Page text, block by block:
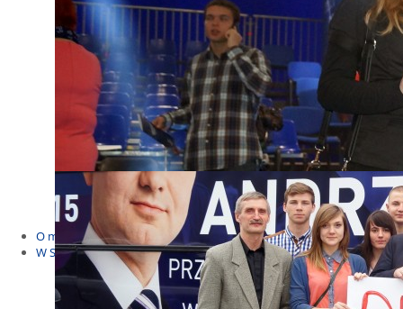
Sejmowe
Budżet Obywatelski 2021
Dla dzieci i młodzieży
Msze, marsze i wiece
KOLONIE 2022
Wybory samorządowe 2018
Dożynki 2014
EUROWYBORY 2019
Debaty i spotkania 2016
Debaty i spotkania 2019
wybory
Kolonie Stegna 2020
Spotkanie w Bronowie
WYJAZDY
O mnie
W Sejmie
Patroni Roku 2016
Św. Jan Paweł II Patronem Roku 2015
10.04.2014 - Czwarta Roczniica Katastrofy Smoleńskiej